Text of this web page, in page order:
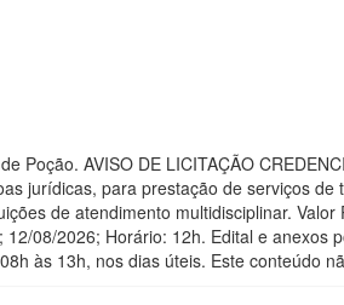
Poção. AVISO DE LICITAÇÃO
jurídicas, para prestação de serviços
de atendimento multidisciplinar.
08/2026; Horário: 12h. Edital e
às 13h, nos dias úteis. Este conteúdo